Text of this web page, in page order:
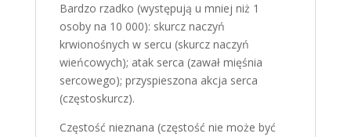
Bardzo rzadko (występują u mniej niż 1
osoby na 10 000): skurcz naczyń
krwionośnych w sercu (skurcz naczyń
wieńcowych); atak serca (zawał mięśnia
sercowego); przyspieszona akcja serca
(częstoskurcz).
Częstość nieznana (częstość nie może być